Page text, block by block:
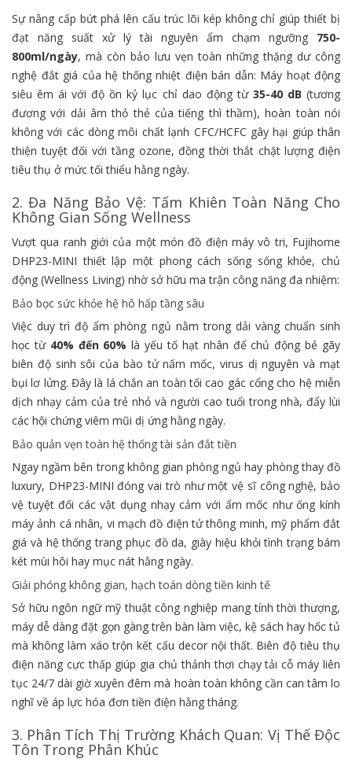
Sự nâng cấp bứt phá lên cấu trúc lõi kép không chỉ giúp thiết bị
đạt năng suất xử lý tài nguyên ẩm chạm ngưỡng 750-
800ml/ngày, mà còn bảo lưu vẹn toàn những thặng dư công
nghệ đắt giá của hệ thống nhiệt điện bán dẫn: Máy hoạt động
siêu êm ái với độ ồn kỷ lục chỉ dao động từ 35-40 dB (tương
đương với dải âm thỏ thẻ của tiếng thì thầm), hoàn toàn nói
không với các dòng môi chất lạnh CFC/HCFC gây hại giúp thân
thiện tuyệt đối với tầng ozone, đồng thời thắt chặt lượng điện
tiêu thụ ở mức tối thiểu hằng ngày.
2. Đa Năng Bảo Vệ: Tấm Khiên Toàn Năng Cho
Không Gian Sống Wellness
Vượt qua ranh giới của một món đồ điện máy vô tri, Fujihome
DHP23-MINI thiết lập một phong cách sống sống khỏe, chủ
động (Wellness Living) nhờ sở hữu ma trận công năng đa nhiệm:
Bảo bọc sức khỏe hệ hô hấp tầng sâu
Việc duy trì độ ẩm phòng ngủ nằm trong dải vàng chuẩn sinh
học từ 40% đến 60% là yếu tố hạt nhân để chủ động bẻ gãy
biên độ sinh sôi của bào tử nấm mốc, virus dị nguyên và mạt
bụi lơ lửng. Đây là lá chắn an toàn tối cao gác cổng cho hệ miễn
dịch nhạy cảm của trẻ nhỏ và người cao tuổi trong nhà, đẩy lùi
các hội chứng viêm mũi dị ứng hằng ngày.
Bảo quản vẹn toàn hệ thống tài sản đắt tiền
Ngay ngầm bên trong không gian phòng ngủ hay phòng thay đồ
luxury, DHP23-MINI đóng vai trò như một vệ sĩ công nghệ, bảo
vệ tuyệt đối các vật dụng nhạy cảm với ẩm mốc như ống kính
máy ảnh cá nhân, vi mạch đồ điện tử thông minh, mỹ phẩm đắt
giá và hệ thống trang phục đồ da, giày hiệu khỏi tình trạng bám
két mùi hôi hay mục nát hằng ngày.
Giải phóng không gian, hạch toán dòng tiền kinh tế
Sở hữu ngôn ngữ mỹ thuật công nghiệp mang tính thời thượng,
máy dễ dàng đặt gọn gàng trên bàn làm việc, kệ sách hay hốc tủ
mà không làm xáo trộn kết cấu decor nội thất. Biên độ tiêu thụ
điện năng cực thấp giúp gia chủ thảnh thơi chạy tải cỗ máy liên
tục 24/7 dài giờ xuyên đêm mà hoàn toàn không cần can tâm lo
nghĩ về áp lực hóa đơn tiền điện hằng tháng.
3. Phân Tích Thị Trường Khách Quan: Vị Thế Độc
Tôn Trong Phân Khúc